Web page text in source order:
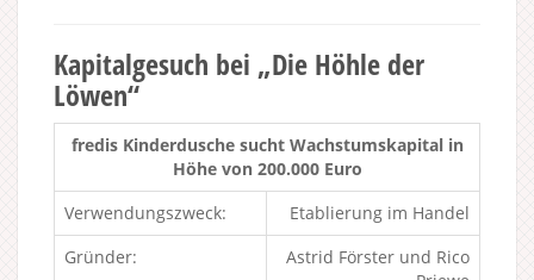
Kapitalgesuch bei „Die Höhle der
Löwen“
fredis Kinderdusche sucht Wachstumskapital in
Höhe von 200.000 Euro
Verwendungszweck:
Etablierung im Handel
Gründer:
Astrid Förster und Rico